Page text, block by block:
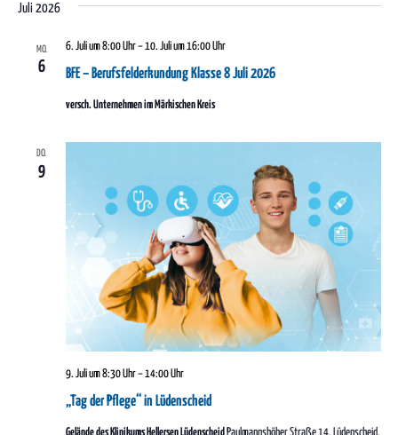
Juli 2026
MO.
6 BFE – Berufsfelderkundung Klasse 8 Juli 2026
6. Juli um 8:00 Uhr–10. Juli um 16:00 Uhr
versch. Unternehmen im Märkischen Kreis
DO.
9
„Tag der Pflege“ in Lüdenscheid
9. Juli um 8:30 Uhr–14:00 Uhr